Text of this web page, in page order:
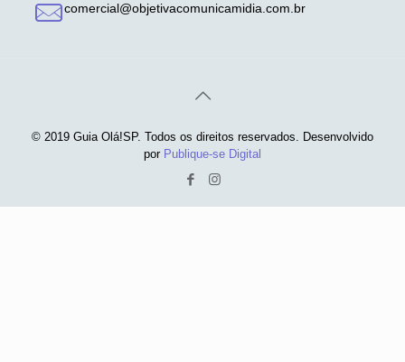
comercial@objetivacomunicamidia.com.br
© 2019 Guia Olá!SP. Todos os direitos reservados. Desenvolvido
por Publique-se Digital